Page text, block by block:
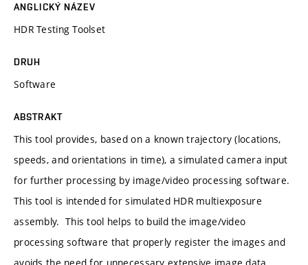
ANGLICKÝ NÁZEV
HDR Testing Toolset
DRUH
Software
ABSTRAKT
This tool provides, based on a known trajectory (locations,
speeds, and orientations in time), a simulated camera input
for further processing by image/video processing software.
This tool is intended for simulated HDR multiexposure
assembly. This tool helps to build the image/video
processing software that properly register the images and
avoids the need for unnecessary extensive image data